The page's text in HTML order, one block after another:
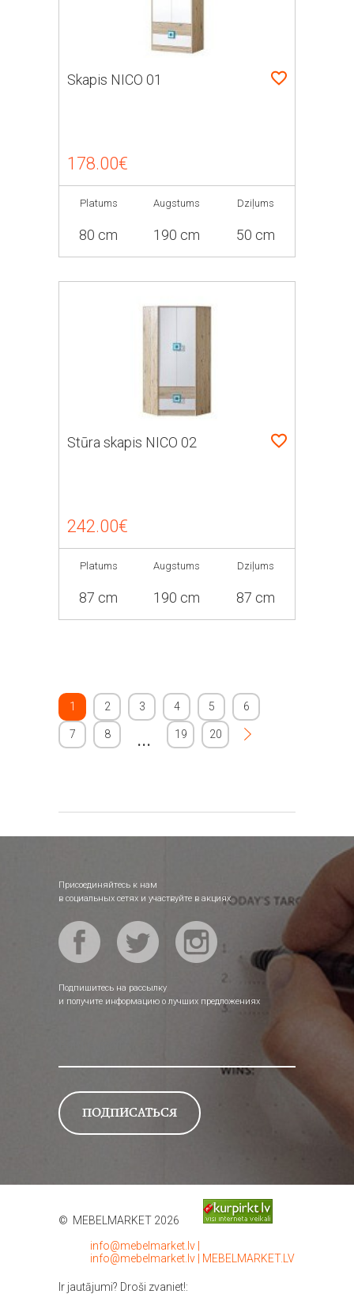
Skapis NICO 01
178.00€
Platums
80 cm
Augstums
190 cm
Dziļums
50 cm
Stūra skapis NICO 02
242.00€
Platums
87 cm
Augstums
190 cm
Dziļums
87 cm
1 2 3 4 5 6
7 8 ... 19 20
Присоединяйтесь к нам
в социальных сетях и участвуйте в акциях
Подпишитесь на рассылку
и получите информацию о лучших предложениях
© MEBELMARKET 2026
info@mebelmarket.lv
info@mebelmarket.lv
MEBELMARKET.LV
Ir jautājumi? Droši zvaniet!: